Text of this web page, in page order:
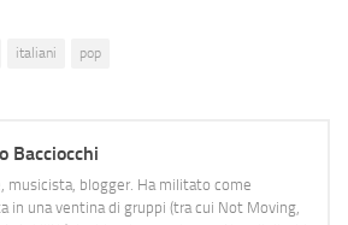
italiani pop
Bacciocchi
musicista, blogger. Ha militato come
in una ventina di gruppi (tra cui Not Moving,